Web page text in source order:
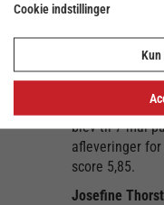
på 8 forsøg,
MEP-score 4,27.
Line Uno/SJE:
Uno boltrede
blev til 7 mål
afleveringer
score 5,85.
Josefine
Cookie indstillinger
Kun